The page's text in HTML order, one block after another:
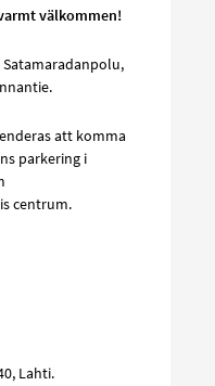
välkommen!
Satamaradanpolu,
att komma
parkering i
centrum.
, Lahti.